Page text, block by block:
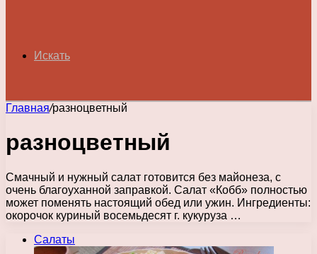
Искать
Главная/разноцветный
разноцветный
Смачный и нужный салат готовится без майонеза, с
очень благоуханной заправкой. Салат «Кобб» полностью
может поменять настоящий обед или ужин. Ингредиенты:
окорочок куриный восемьдесят г. кукуруза …
Салаты